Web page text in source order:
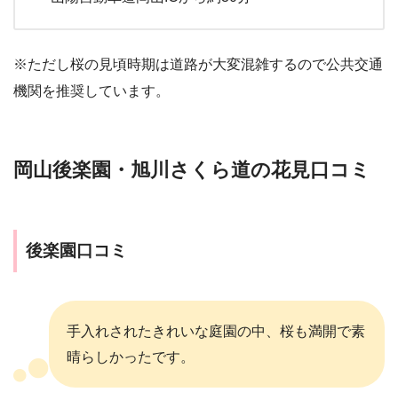
※ただし桜の見頃時期は道路が大変混雑するので公共交通
機関を推奨しています。
岡山後楽園・旭川さくら道の花見口コミ
後楽園口コミ
手入れされたきれいな庭園の中、桜も満開で素
晴らしかったです。